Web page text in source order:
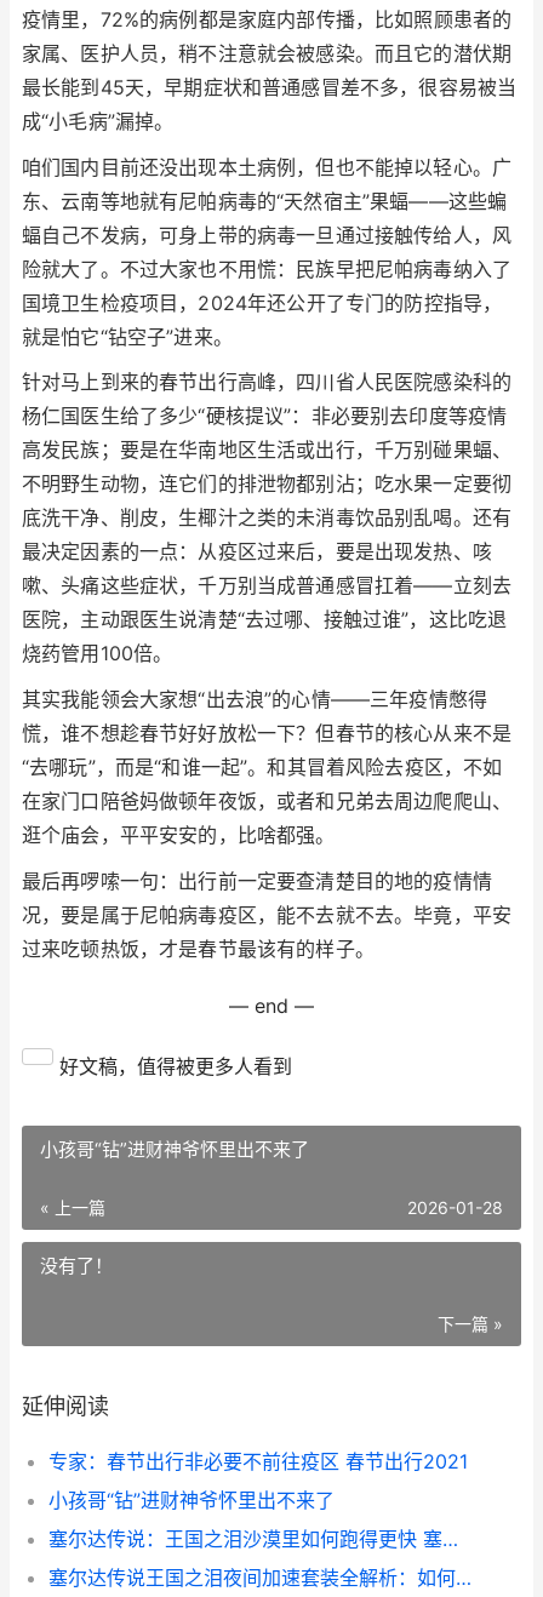
疫情里，72%的病例都是家庭内部传播，比如照顾患者的
家属、医护人员，稍不注意就会被感染。而且它的潜伏期
最长能到45天，早期症状和普通感冒差不多，很容易被当
成“小毛病”漏掉。
咱们国内目前还没出现本土病例，但也不能掉以轻心。广
东、云南等地就有尼帕病毒的“天然宿主”果蝠——这些蝙
蝠自己不发病，可身上带的病毒一旦通过接触传给人，风
险就大了。不过大家也不用慌：民族早把尼帕病毒纳入了
国境卫生检疫项目，2024年还公开了专门的防控指导，
就是怕它“钻空子”进来。
针对马上到来的春节出行高峰，四川省人民医院感染科的
杨仁国医生给了多少“硬核提议”：非必要别去印度等疫情
高发民族；要是在华南地区生活或出行，千万别碰果蝠、
不明野生动物，连它们的排泄物都别沾；吃水果一定要彻
底洗干净、削皮，生椰汁之类的未消毒饮品别乱喝。还有
最决定因素的一点：从疫区过来后，要是出现发热、咳
嗽、头痛这些症状，千万别当成普通感冒扛着——立刻去
医院，主动跟医生说清楚“去过哪、接触过谁”，这比吃退
烧药管用100倍。
其实我能领会大家想“出去浪”的心情——三年疫情憋得
慌，谁不想趁春节好好放松一下？但春节的核心从来不是
“去哪玩”，而是“和谁一起”。和其冒着风险去疫区，不如
在家门口陪爸妈做顿年夜饭，或者和兄弟去周边爬爬山、
逛个庙会，平平安安的，比啥都强。
最后再啰嗦一句：出行前一定要查清楚目的地的疫情情
况，要是属于尼帕病毒疫区，能不去就不去。毕竟，平安
过来吃顿热饭，才是春节最该有的样子。
— end —
好文稿，值得被更多人看到
小孩哥“钻”进财神爷怀里出不来了
« 上一篇 2026-01-28
没有了！
下一篇 »
延伸阅读
专家：春节出行非必要不前往疫区 春节出行2021
小孩哥“钻”进财神爷怀里出不来了
塞尔达传说：王国之泪沙漠里如何跑得更快 塞尔达传说王国之泪依盖队套装怎么获得
塞尔达传说王国之泪夜间加速套装全解析：如何穿才更快 塞尔达传说王国之泪神庙位置